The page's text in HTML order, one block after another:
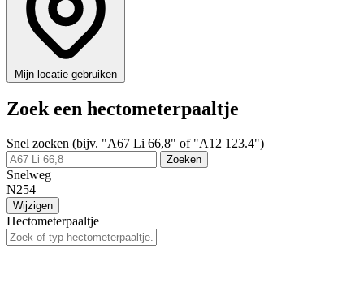
Mijn locatie gebruiken
Zoek een hectometerpaaltje
Snel zoeken (bijv. "A67 Li 66,8" of "A12 123.4")
Zoeken
Snelweg
N254
Wijzigen
Hectometerpaaltje